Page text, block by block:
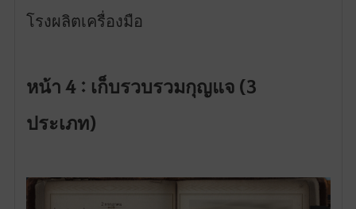
โรงผลิตเครื่องมือ
หน้า 4 : เก็บรวบรวมกุญแจ (3
ประเภท)